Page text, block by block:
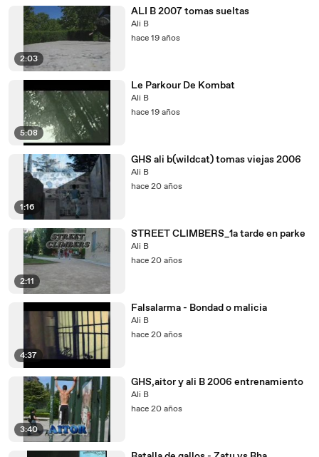
2:03
ALI B 2007 tomas sueltas
Ali B
hace 19 años
5:08
Le Parkour De Kombat
Ali B
hace 19 años
1:16
GHS ali b(wildcat) tomas viejas 2006
Ali B
hace 20 años
2:11
STREET CLIMBERS_1a tarde en parke
Ali B
hace 20 años
4:37
Falsalarma - Bondad o malicia
Ali B
hace 20 años
3:40
GHS,aitor y ali B 2006 entrenamiento
Ali B
hace 20 años